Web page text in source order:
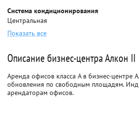
Система кондиционирования
Центральная
Показать все
Описание бизнес-центра Алкон II
Аренда офисов класса A в бизнес-центре
обновления по свободным площадям.
арендаторам офисов.